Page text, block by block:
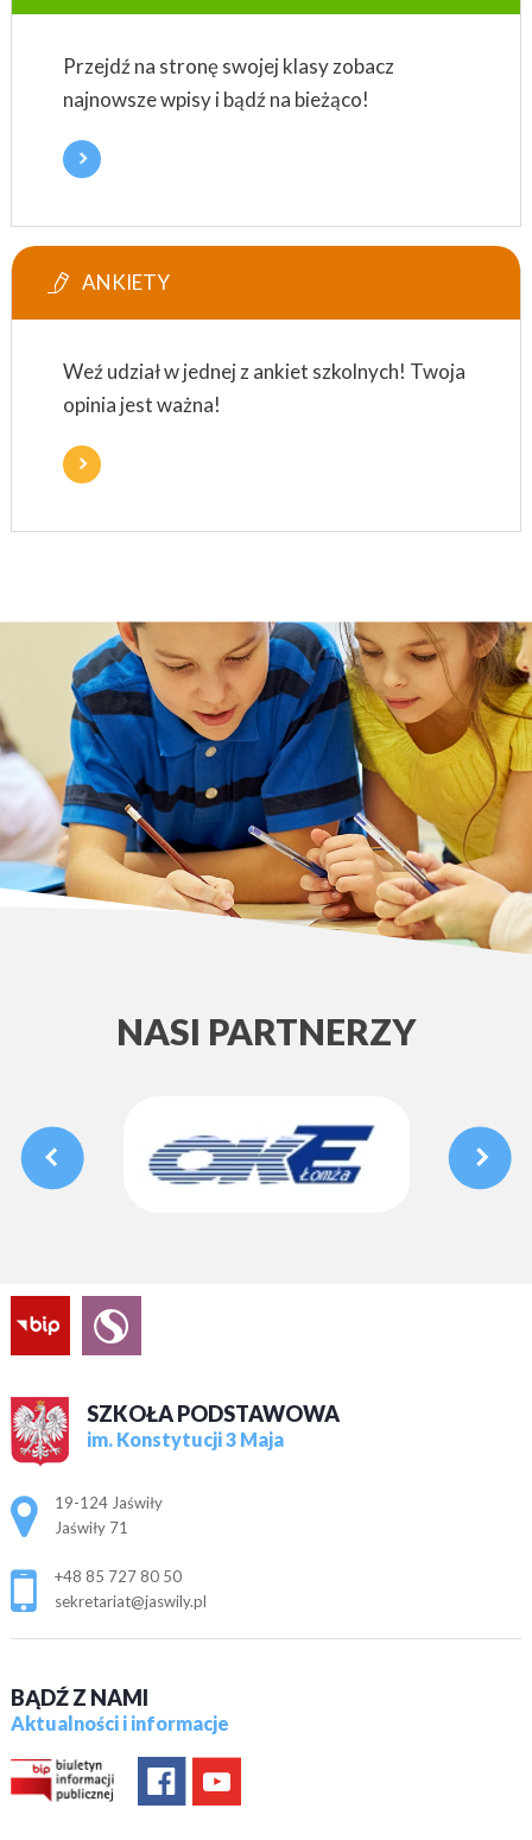
Przejdź na stronę swojej klasy zobacz
najnowsze wpisy i bądź na bieżąco!
ANKIETY
Weź udział w jednej z ankiet szkolnych! Twoja
opinia jest ważna!
NASI PARTNERZY
SZKOŁA PODSTAWOWA
im. Konstytucji 3 Maja
Adres pocztowy:
19-124 Jaświły
Jaświły 71
+48 85 727 80 50
sekretariat@jaswily.pl
BĄDŹ Z NAMI
Aktualności i informacje